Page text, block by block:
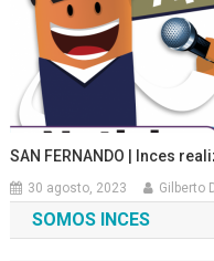
SAN FERNANDO | Inces
30 agosto, 2023 Gilberto
SOMOS INCES